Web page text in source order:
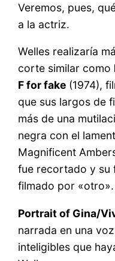
Veremos, pues,
a la actriz.
Welles realizaría
corte similar como
F for fake (1974),
que sus largos de
más de una
negra con el
Magnificent
fue recortado y su
filmado por «otro».
Portrait of Gina/
narrada en una
inteligibles que